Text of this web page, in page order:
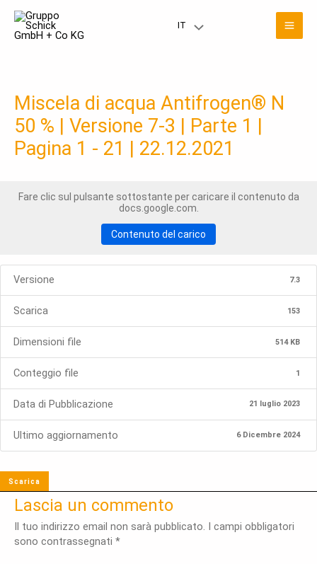
contenuto
IT Menu
Miscela di acqua Antifrogen® N
50 % | Versione 7-3 | Parte 1 |
Pagina 1 - 21 | 22.12.2021
Fare clic sul pulsante sottostante per caricare il contenuto da
docs.google.com.
Contenuto del carico
Versione 7.3
Scarica 153
Dimensioni file 514 KB
Conteggio file 1
Data di Pubblicazione 21 luglio 2023
Ultimo aggiornamento 6 Dicembre 2024
Scarica
Lascia un commento
Il tuo indirizzo email non sarà pubblicato. I campi obbligatori
sono contrassegnati *